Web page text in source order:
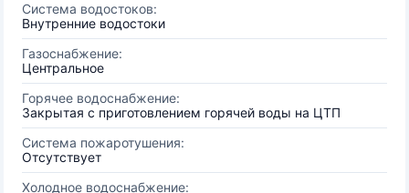
Система водостоков:
Внутренние водостоки
Газоснабжение:
Центральное
Горячее водоснабжение:
Закрытая с приготовлением горячей воды на ЦТП
Система пожаротушения:
Отсутствует
Холодное водоснабжение: